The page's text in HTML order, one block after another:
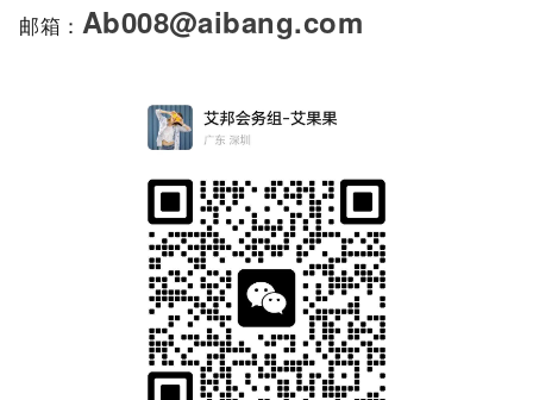
邮箱： Ab008@aibang.com